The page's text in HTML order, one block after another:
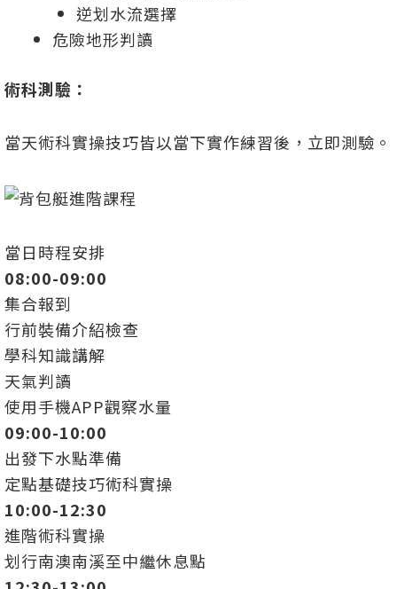
逆划水流選擇
危險地形判讀
術科測驗：
當天術科實操技巧皆以當下實作練習後，立即測驗。
當日時程安排
08:00-09:00
集合報到
行前裝備介紹檢查
學科知識講解
天氣判讀
使用手機APP觀察水量
09:00-10:00
出發下水點準備
定點基礎技巧術科實操
10:00-12:30
進階術科實操
划行南澳南溪至中繼休息點